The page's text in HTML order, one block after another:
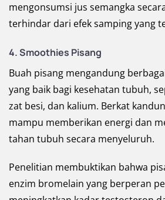
mengonsumsi jus semangka
terhindar dari efek samping yang
4. Smoothies Pisang
Buah pisang mengandung
yang baik bagi kesehatan tubuh,
zat besi, dan kalium. Berkat
mampu memberikan energi dan
tahan tubuh secara menyeluruh.
Penelitian membuktikan bahwa
enzim bromelain yang berperan